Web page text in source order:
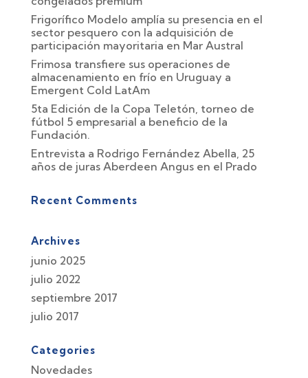
Frigorífico Modelo amplía su presencia en el
sector pesquero con la adquisición de
participación mayoritaria en Mar Austral
Frimosa transfiere sus operaciones de
almacenamiento en frío en Uruguay a
Emergent Cold LatAm
5ta Edición de la Copa Teletón, torneo de
fútbol 5 empresarial a beneficio de la
Fundación.
Entrevista a Rodrigo Fernández Abella, 25
años de juras Aberdeen Angus en el Prado
Recent Comments
Archives
junio 2025
julio 2022
septiembre 2017
julio 2017
Categories
Novedades